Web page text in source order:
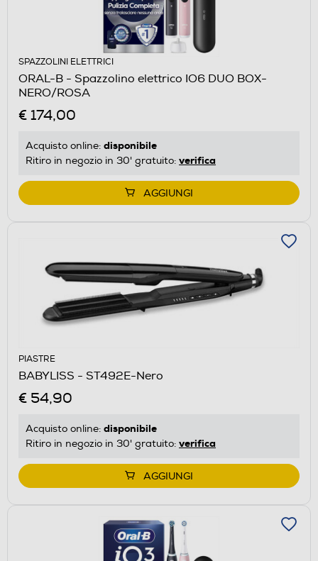
SPAZZOLINI ELETTRICI
ORAL-B - Spazzolino elettrico IO6 DUO BOX-
NERO/ROSA
€ 174,00
Acquisto online: disponibile
Ritiro in negozio in 30' gratuito: verifica
AGGIUNGI
PIASTRE
BABYLISS - ST492E-Nero
€ 54,90
Acquisto online: disponibile
Ritiro in negozio in 30' gratuito: verifica
AGGIUNGI